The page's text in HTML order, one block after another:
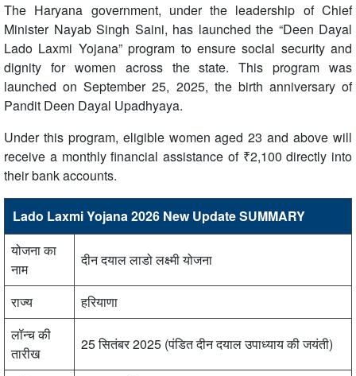
The Haryana government, under the leadership of Chief
Minister Nayab Singh Saini, has launched the “Deen Dayal
Lado Laxmi Yojana” program to ensure social security and
dignity for women across the state. This program was
launched on September 25, 2025, the birth anniversary of
Pandit Deen Dayal Upadhyaya.
Under this program, eligible women aged 23 and above will
receive a monthly financial assistance of ₹2,100 directly into
their bank accounts.
Lado Laxmi Yojana 2026 New Update SUMMARY
योजना का
नाम
दीन दयाल लाडो लक्ष्मी योजना
राज्य
हरियाणा
लॉन्च की
तारीख
25 सितंबर 2025 (पंडित दीन दयाल उपाध्याय की जयंती)